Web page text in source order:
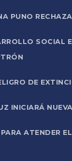
PUNO
SOCIAL
DE
INICIARÁ
ATENDER